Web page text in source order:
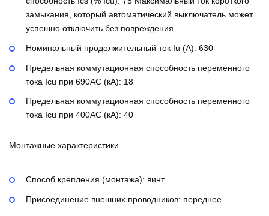
замыкания, который автоматический выключатель может
успешно отключить без повреждения.
Номинальный продолжительный ток Iu (А): 630
Предельная коммутационная способность переменного
тока Icu при 690AC (кА): 18
Предельная коммутационная способность переменного
тока Icu при 400АС (кА): 40
Монтажные характеристики
Способ крепления (монтажа): винт
Присоединение внешних проводников: переднее